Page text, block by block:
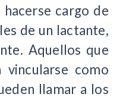
cargo de
de un lactante,
Aquellos que
vincularse como
llamar a los